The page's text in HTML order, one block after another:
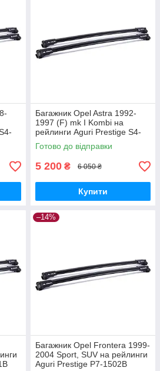
Багажник Opel Astra 1992-
1997 (F) mk I Kombi на
рейлинги Aguri Prestige S4-
1500B
Готово до відправки
5 200 ₴ 6 050 ₴
Купити
–14%
Багажник Opel Frontera 1999-
2004 Sport, SUV на рейлинги
Aguri Prestige P7-1502B